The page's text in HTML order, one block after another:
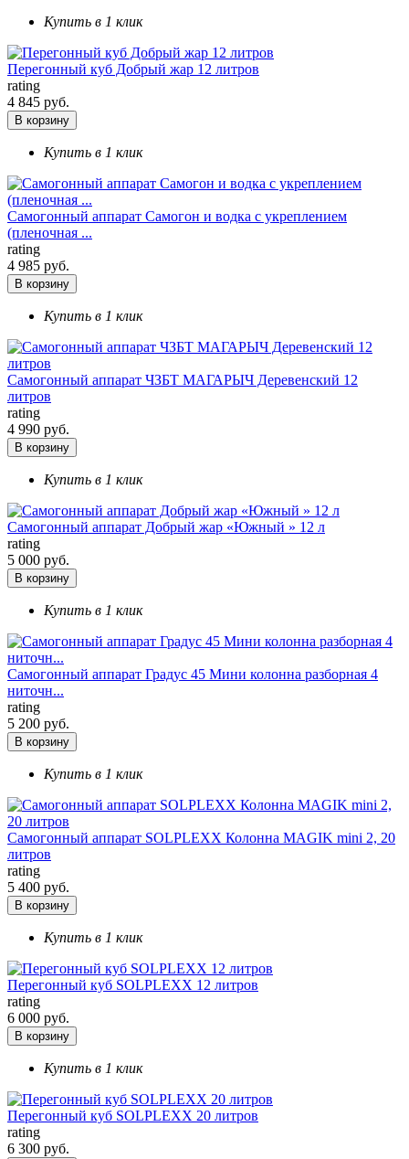
Купить в 1 клик
Перегонный куб Добрый жар 12 литров
rating
4 845 руб.
В корзину
Купить в 1 клик
Самогонный аппарат Самогон и водка с укреплением
(пленочная ...
rating
4 985 руб.
В корзину
Купить в 1 клик
Самогонный аппарат ЧЗБТ МАГАРЫЧ Деревенский 12
литров
rating
4 990 руб.
В корзину
Купить в 1 клик
Самогонный аппарат Добрый жар «Южный » 12 л
rating
5 000 руб.
В корзину
Купить в 1 клик
Самогонный аппарат Градус 45 Мини колонна разборная 4
ниточн...
rating
5 200 руб.
В корзину
Купить в 1 клик
Самогонный аппарат SOLPLEXX Колонна MAGIK mini 2, 20
литров
rating
5 400 руб.
В корзину
Купить в 1 клик
Перегонный куб SOLPLEXX 12 литров
rating
6 000 руб.
В корзину
Купить в 1 клик
Перегонный куб SOLPLEXX 20 литров
rating
6 300 руб.